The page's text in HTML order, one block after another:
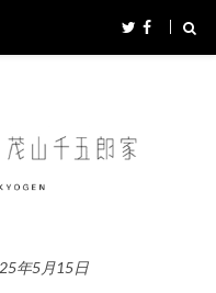
年5月15日